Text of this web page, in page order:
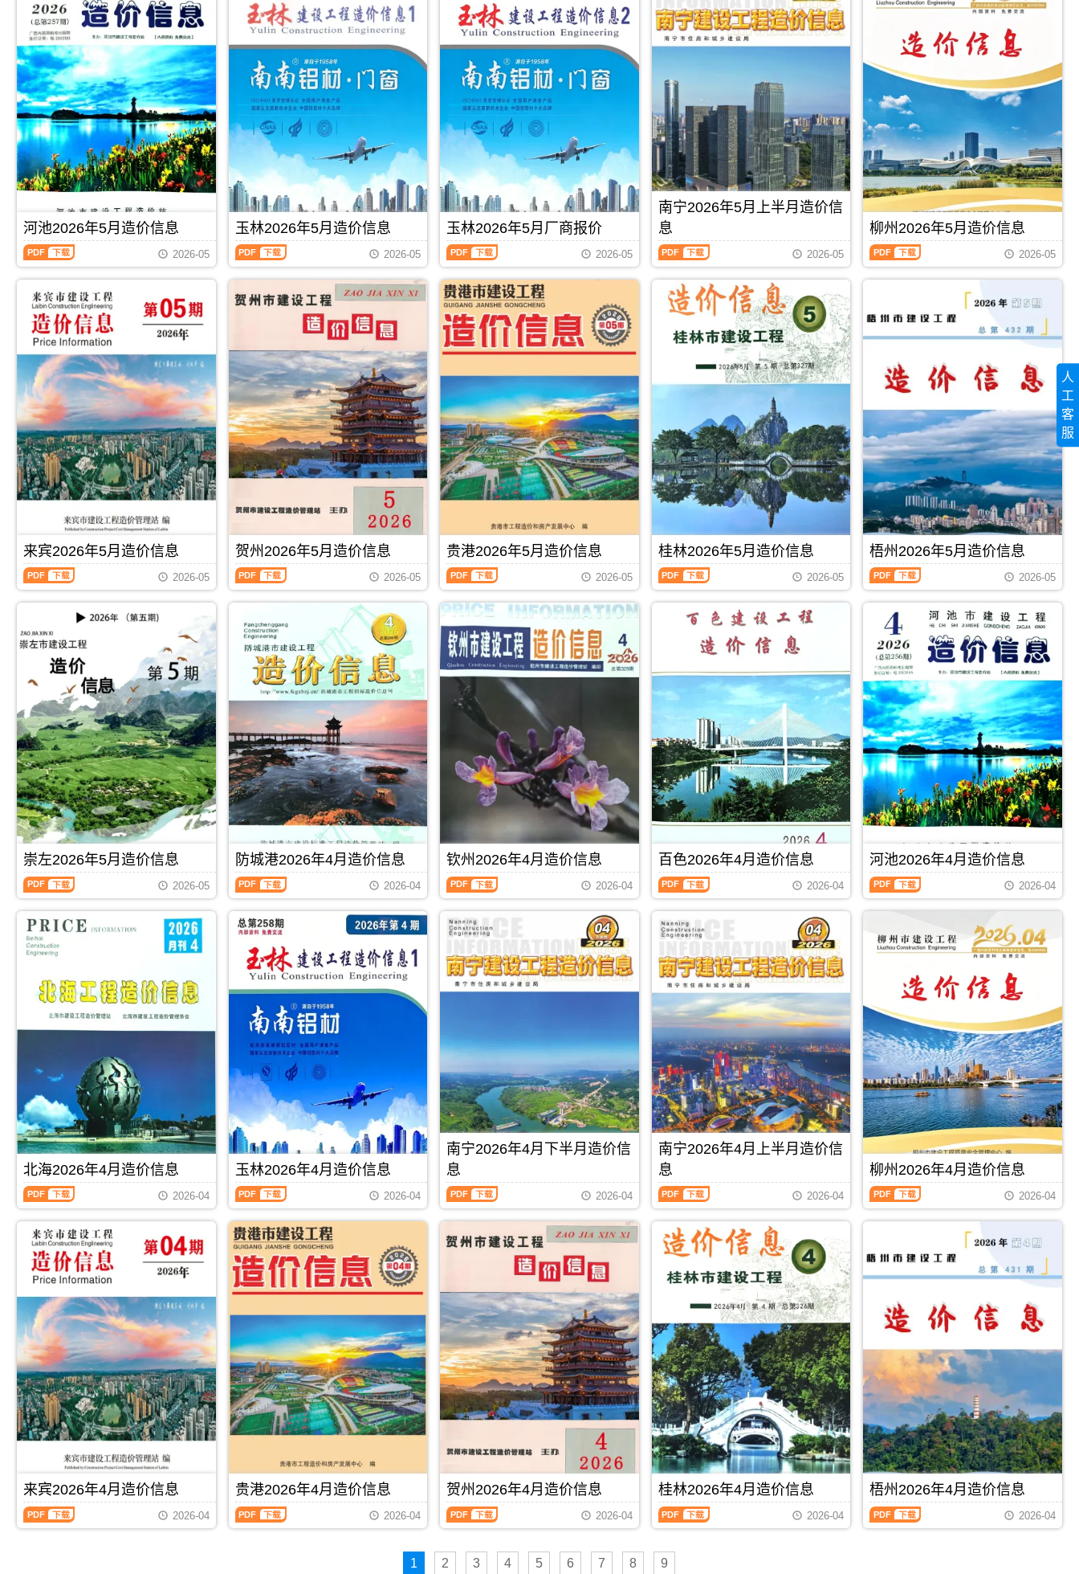
色
工
程
材
料
价
格
纠
纷
调
解
工
分
析
县、
大
县、
县、
天
峨
东
兰
县、
巴
马
县、
凤
山
县.，
用
于
河
池
工
投
估
算
编
制
城
港
市、
市、
上
思
县;
主
办：
防
城
市
建
设
标
准
工
用
城
港
工
程
招
标
价
编
制
山
县;，
钦
市
造
价
信
息
期
PDF
造
价
信
息
网
发
布，
玉
林
信
息
价
包
含
玉
林
市、
陆
川
县、
兴
业
县、
容
县、
博
白
县、
北
流
县.，
玉
林
市
造
息
期
刊
PDF
息
来
宾
程
施
工
图
预
算
编
制，
属
于
来
工
程
材
料
指
导
价，
来
宾
市
信
期
刊
PDF
息
信
息
包
含
区
域：
贵
港
市、
桂
平
市、
平
南
县.，
贵
市
价
信
息
期
刊
PDF
造
价
信
息
发
布，
当
前
贺
州
造
价
信
息
每
月
一
期
贺
州
建
设
工
程
造
价
方
发
布，
贺
期
刊
造
网
用
梧
州
工
程
投
资
估
算
编
制，
属
于
市
工
册，
梧
州
市
造
价
信
息
期
刊
PDF
造
价
信
息
（桂
林
建
设
工
程
造
价
信
息）
刊，
由
桂
林
市
设
价
息
发
布，
用
于
桂
林
工
程
施
算
编
制，
属
于
林
市
建
招
投
标
参
考
文
件，
桂
林
市
造
价
信
息
刊
PDF
PDF 下载
信
（崇
工
程
价
信
息）
期
刊，
由
崇
左
市
设
网
发
布，
用
于
崇
左
工
程
同
款
确
定
与
调
整，
于
工
取
价
指
导，
崇
左
市
信
息
期
PDF
PDF 下载
信
（北
造
价
息）
期
刊，
由
北
海
市
建
设
造
价
信
息
网
发
于
北
海
工
程
全
过
程
管
控，
属
于
北
海
工
程
材
料
价
市
息
刊
PDF
PDF 下载
月
造
价
（防
港
建
设
造
价
信
息）
期
刊，
由
防
信
布，
用
于
防
城
程
设
计
概
算
编
城
参
考
价，
防
城
港
市
信
息
期
PDF
下载
月
（百
建
设
工
程
造
价
信
息）
刊，
由
百
色
市
造
用
于
百
色
工
程
招
标
控
制
价
编
制，
属
于
市
建
材
价
格
汇
编，
百
色
市
造
价
信
息
刊
PDF
PDF 下载
河池2026年5月造价信息
河
池
造
信
（河
池
建
设
工
程
造
价
信
由
河
池
市
建
造
价
网
布，
用
于
河
池
工
程
施
工
图
预
算
编
制，
属
河
池
市
造
价
信
息
期
刊
PDF
PDF 下载
2026-05
玉林2026年5月造价信息
玉
林
5
（玉
建
设
工
程
造
价
息）
刊，
由
玉
林
市
建
造
于
玉
林
工
程
投
标
价
编
制，
属
于
玉
林
料
考，
玉
林
市
价
信
息
期
刊
PDF
PDF 下载
2026-05
玉林2026年5月厂商报价
玉
林
年
5
月
厂
商
报
林
建
材
厂
商
报
价）
期
玉
林
市
建
设
造
价
信
息
网
发
布，
覆
商
场
材
料
零
售
及
程
机
械
台
价，
玉
林
市
造
价
信
息
期
刊
PDF 下载
2026-05
南宁2026年5月上半月造价信
息
南
宁
价
宁
建
设
工
程
造
信
息）
期
刊，
由
南
造
信
息
发
布，
南
宁
建
设
工
造
价
信
息
从
年
月
后
分
为
上
半
月
信
息
价
和
下
半
月
信
息
价
下
载
请
看
造
价
信
息
封
面
月
份
标
题
内
容;
南
宁
信
价
包
PDF 下载
2026-05
柳州2026年5月造价信息
柳
州
月
价
（柳
建
工
程
造
价
信
期
刊，
由
柳
州
市
建
价
信
息
网
发
布，
用
于
柳
州
工
程
投
资
编
制，
属
于
市
建
汇
柳
州
市
造
价
信
息
期
PDF
下载
2026-05
来宾2026年5月造价信息
来
宾
月
造
信
（来
宾
建
设
工
程
造
价
信
息）
期
刊，
由
来
宾
市
建
设
造
布，
工
程
材
料
价
格
纠
纷
调
解，
属
来
程
材
料
指
导
价，
来
宾
市
造
息
期
刊
PDF
PDF 下载
2026-05
贺州2026年5月造价信息
贺
州
月
（贺
州
建
设
工
程
造
价
信
息）
期
刊，
由
贺
州
市
建
设
息
布，
贺
程
全
过
程
成
本
管
控，
属
于
贺
州
市
工
参
考
信
息，
贺
州
市
息
期
刊
PDF
PDF 下载
2026-05
贵港2026年5月造价信息
贵
港
年
5
月
造
价
信
（贵
工
程
期
刊，
由
贵
港
市
建
设
造
价
信
息
用
贵
港
工
程
合
同
价
款
确
定
与
调
整，
港
市
工
程
造
价
管
理
手
册，
市
价
信
息
期
PDF
PDF 下载
2026-05
桂林2026年5月造价信息
桂
林
信
息
设
工
程
造
价
息）
期
刊，
由
桂
林
市
建
设
价
信
息
网
用
于
桂
林
工
程
招
标
控
制
价
编
制，
属
于
桂
市
参
考
价，
桂
林
市
造
价
信
息
期
刊
PDF
PDF 下载
2026-05
梧州2026年5月造价信息
梧
州
造
价
信
息
（梧
州
建
设
工
程
造
价
信
息）
刊，
由
梧
州
市
设
造
网
布，
用
于
州
工
程
施
图
预
算
编
制，
属
梧
州
市
取
指
导，
梧
市
造
价
信
息
期
刊
PDF
PDF 下载
2026-05
崇左2026年5月造价信息
崇
左
年
5
月
左
造
价
信
息）
期
刊，
由
崇
左
市
建
设
造
价
网
发
布，
用
于
崇
左
工
程
投
算
编
制，
属
PDF 下载
2026-05
防城港2026年4月造价信息
防
城
2026
年
价
（防
建
设
工
造
价
信
息）
期
刊，
由
防
城
港
市
建
设
价
息
网
发
布，
用
于
防
城
程
竣
工
结
PDF 下载
2026-04
钦州2026年4月造价信息
钦
州
年
4
造
价
信
建
设
工
程
造
价
信
期
刊，
由
钦
州
市
建
设
网
发
布，
用
于
钦
州
工
标
制
价
编
制，
钦
PDF 下载
2026-04
百色2026年4月造价信息
百
色
年
4
造
价
（百
色
建
设
工
程
造
价
信
期
刊，
由
百
色
市
建
设
发
布，
用
于
百
色
工
程
施
工
图
预
算
编
制，
百
PDF 下载
2026-04
河池2026年4月造价信息
河
池
月
（河
池
建
设
程
造
价
信
息）
期
刊，
由
河
池
市
造
价
于
池
程
设
计
概
算
编
制，
属
PDF 下载
2026-04
北海2026年4月造价信息
北
海
造
信
（北
海
工
程
造
价
信
息）
期
海
市
建
设
下载
2026-04
玉林2026年4月造价信息
玉
林
年
4
月
造
价
信
林
建
设
工
程
造
价
信
刊，
由
玉
林
市
PDF 下载
2026-04
南宁2026年4月下半月造价信
息
南
宁
4
价
息
（南
宁
建
设
工
造
信
息）
期
刊，
由
宁
市
PDF 下载
2026-04
南宁2026年4月上半月造价信
息
南
宁
月
半
价
信
息
（南
宁
建
设
工
程
造
价
信
息）
期
刊，
由
宁
市
PDF 下载
2026-04
柳州2026年4月造价信息
柳
州
月
（柳
建
工
程
造
信
息）
期
刊，
由
柳
州
市
PDF 下载
2026-04
来宾2026年4月造价信息
来
宾
2026-04
贵港2026年4月造价信息
贵
港
2026-04
贺州2026年4月造价信息
贺
州
年
4
2026-04
桂林2026年4月造价信息
桂
林
年
4
2026-04
梧州2026年4月造价信息
梧
州
2026-04
1 2 3 4 5 6 7 8 9
人
工
客
服